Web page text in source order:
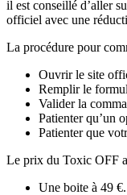
il est conseillé d’aller
officiel avec une
La procédure pour
Ouvrir le site
Remplir le
Valider la
Patienter qu’un
Patienter que
Le prix du Toxic OFF
Une boite à 49 €.